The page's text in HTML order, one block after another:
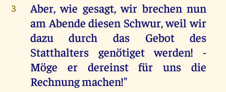
3
Aber, wie gesagt, wir brechen nun
am Abende diesen Schwur, weil wir
dazu durch das Gebot des
Statthalters genötiget werden! -
Möge er dereinst für uns die
Rechnung machen!"